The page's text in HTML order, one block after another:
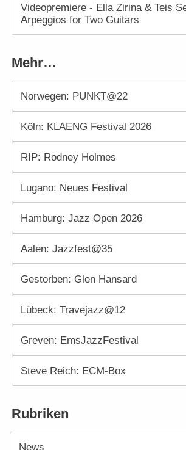
Videopremiere - Ella Zirina & Teis
Arpeggios for Two Guitars
Mehr…
Norwegen: PUNKT@22
Köln: KLAENG Festival 2026
RIP: Rodney Holmes
Lugano: Neues Festival
Hamburg: Jazz Open 2026
Aalen: Jazzfest@35
Gestorben: Glen Hansard
Lübeck: Travejazz@12
Greven: EmsJazzFestival
Steve Reich: ECM-Box
Rubriken
News